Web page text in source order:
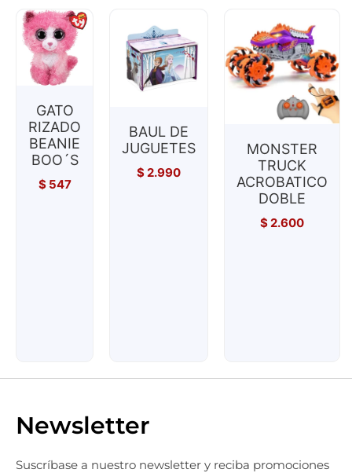
GATO
RIZADO
BEANIE
BOO´S
$547
BAUL DE
JUGUETES
$2.990
MONSTER
TRUCK
ACROBATICO
DOBLE
$2.600
Newsletter
Suscríbase a nuestro newsletter y reciba promociones